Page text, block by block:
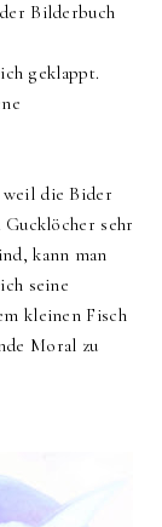
Bilderbuch
geklappt.
weil die Bider
sehr
kann man
seine
kleinen Fisch
Moral zu